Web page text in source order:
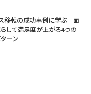
移転の成功事例に学ぶ｜面
して満足度が上がる4つの
ーン